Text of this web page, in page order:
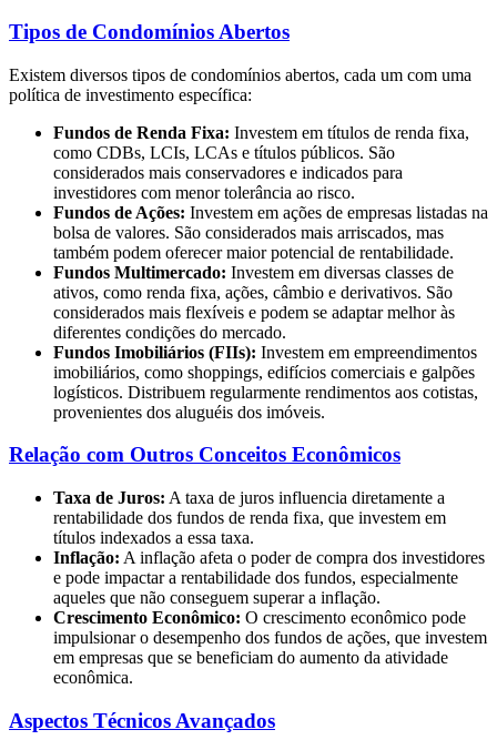
Tipos de Condomínios Abertos
Existem diversos tipos de condomínios abertos, cada um com uma
política de investimento específica:
Fundos de Renda Fixa: Investem em títulos de renda fixa,
como CDBs, LCIs, LCAs e títulos públicos. São
considerados mais conservadores e indicados para
investidores com menor tolerância ao risco.
Fundos de Ações: Investem em ações de empresas listadas na
bolsa de valores. São considerados mais arriscados, mas
também podem oferecer maior potencial de rentabilidade.
Fundos Multimercado: Investem em diversas classes de
ativos, como renda fixa, ações, câmbio e derivativos. São
considerados mais flexíveis e podem se adaptar melhor às
diferentes condições do mercado.
Fundos Imobiliários (FIIs): Investem em empreendimentos
imobiliários, como shoppings, edifícios comerciais e galpões
logísticos. Distribuem regularmente rendimentos aos cotistas,
provenientes dos aluguéis dos imóveis.
Relação com Outros Conceitos Econômicos
Taxa de Juros: A taxa de juros influencia diretamente a
rentabilidade dos fundos de renda fixa, que investem em
títulos indexados a essa taxa.
Inflação: A inflação afeta o poder de compra dos investidores
e pode impactar a rentabilidade dos fundos, especialmente
aqueles que não conseguem superar a inflação.
Crescimento Econômico: O crescimento econômico pode
impulsionar o desempenho dos fundos de ações, que investem
em empresas que se beneficiam do aumento da atividade
econômica.
Aspectos Técnicos Avançados